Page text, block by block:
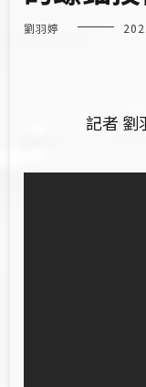
劉羽婷
記者 劉